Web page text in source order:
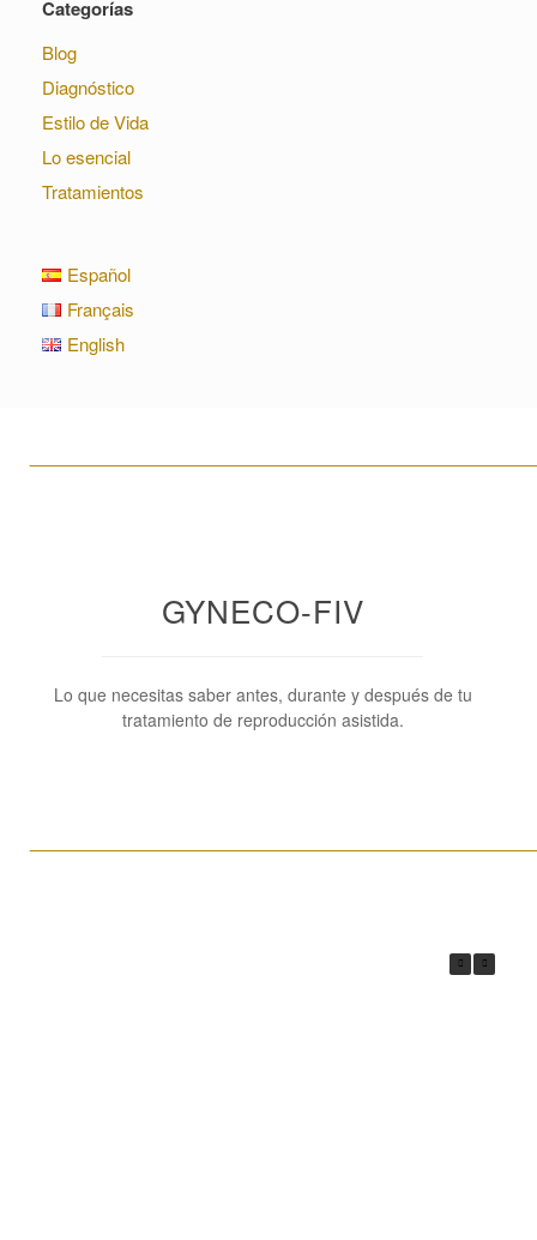
Categorías
Blog
Diagnóstico
Estilo de Vida
Lo esencial
Tratamientos
Español
Français
English
GYNECO-FIV
Lo que necesitas saber antes, durante y después de tu
tratamiento de reproducción asistida.